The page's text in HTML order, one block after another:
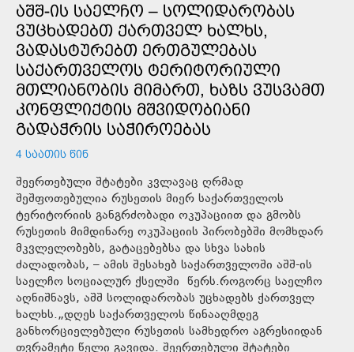
ᲐᲨᲨ-ᲘᲡ ᲡᲐᲔᲚᲩᲝ – ᲡᲝᲚᲘᲓᲐᲠᲝᲑᲐᲡ
ᲕᲣᲪᲮᲐᲓᲔᲑᲗ ᲥᲐᲠᲗᲕᲔᲚ ᲮᲐᲚᲮᲡ,
ᲕᲐᲓᲐᲡᲢᲣᲠᲔᲑᲗ ᲔᲠᲗᲒᲣᲚᲔᲑᲐᲡ
ᲡᲐᲥᲐᲠᲗᲕᲔᲚᲝᲡ ᲢᲔᲠᲘᲢᲝᲠᲘᲣᲚᲘ
ᲛᲗᲚᲘᲐᲜᲝᲑᲘᲡ ᲛᲘᲛᲐᲠᲗ, ᲮᲐᲖᲡ ᲕᲣᲡᲕᲐᲛᲗ
ᲙᲝᲜᲤᲚᲘᲥᲢᲘᲡ ᲛᲨᲕᲘᲓᲝᲑᲘᲐᲜᲘ
ᲒᲐᲓᲐᲭᲠᲘᲡ ᲡᲐᲭᲘᲠᲝᲔᲑᲐᲡ
4 ᲡᲐᲐᲗᲘᲡ ᲬᲘᲜ
შეერთებული შტატები კვლავაც ღრმად
შეშფოთებულია რუსეთის მიერ საქართველოს
ტერიტორიის განგრძობადი ოკუპაციით და გმობს
რუსეთის მიმდინარე ოკუპაციის პირობებში მომხდარ
მკვლელობებს, გატაცებებსა და სხვა სახის
ძალადობას, – ამის შესახებ საქართველოში აშშ-ის
საელჩო სოციალურ ქსელში წერს.როგორც საელჩო
აღნიშნავს, აშშ სოლიდარობას უცხადებს ქართველ
ხალხს.„დღეს საქართველოს წინააღმდეგ
განხორციელებული რუსეთის სამხედრო აგრესიიდან
თვრამეტი წელი გავიდა. შეერთებული შტატები